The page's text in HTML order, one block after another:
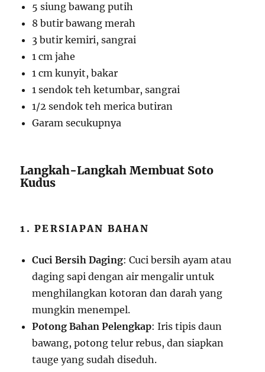
5 siung bawang putih
8 butir bawang merah
3 butir kemiri, sangrai
1 cm jahe
1 cm kunyit, bakar
1 sendok teh ketumbar, sangrai
1/2 sendok teh merica butiran
Garam secukupnya
Langkah-Langkah Membuat Soto
Kudus
1. PERSIAPAN BAHAN
Cuci Bersih Daging: Cuci bersih ayam atau
daging sapi dengan air mengalir untuk
menghilangkan kotoran dan darah yang
mungkin menempel.
Potong Bahan Pelengkap: Iris tipis daun
bawang, potong telur rebus, dan siapkan
tauge yang sudah diseduh.